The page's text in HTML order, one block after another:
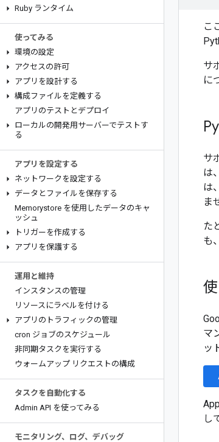
Ruby ランタイム
使ってみる
環境の設定
アクセスの許可
アプリを設計する
構成ファイルを定義する
アプリのテストとデプロイ
ローカルの開発用サーバーでテストす
る
アプリを設定する
ネットワークを設定する
データとファイルを保存する
Memorystore を使用したデータのキャ
ッシュ
トリガーを作成する
アプリを保護する
運用と維持
インスタンスの管理
リソースにラベルを付ける
アプリのトラフィックの管理
cron ジョブのスケジュール
非同期タスクを実行する
ウォームアップ リクエストの構成
タスクを自動化する
Admin API を使ってみる
モニタリング、ログ、デバッグ
こ
サ
に
サ
は、
は
ま
た
も
マ
ッ
し